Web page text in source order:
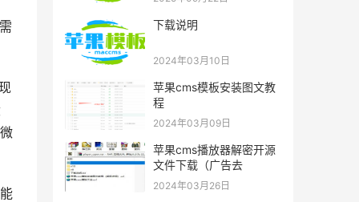
下载说明
2024年03月10日
苹果cms模板安装图文教
程
2024年03月09日
苹果cms播放器解密开源
文件下载（广告去
2024年03月26日